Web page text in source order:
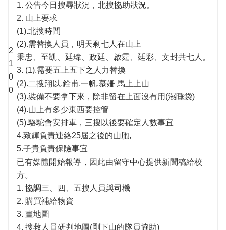
2
1
0
0
1. 公告今日搜尋狀況，北搜協助狀況。
2. 山上要求
(1).北搜時間
(2).需替換人員，明天剩七人在山上
秉忠、至凱、廷瑋、政廷、啟霆、廷彩、文封共七人。
3. (1).需要五上五下之人力替換
(2).二搜翔以.銓甫.一帆.慕姍 馬上上山
(3).裝備不要拿下來，除非留在上面沒有用(濕睡袋)
(4).山上有多少東西要控管
(5).駱駝會安排車，三搜以後要確定人數事宜
4.致輝負責連絡25屆之後的山胞,
5.子貴負責保險事宜
已有媒體開始報導，因此由留守中心提供新聞稿給校
方。
1. 協調三、四、五搜人員與司機
2. 購買補給物資
3. 畫地圖
4. 搜救人員研判地圖(剛下山的隊員協助)